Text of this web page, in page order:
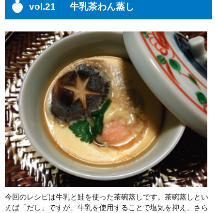
vol.21 牛乳茶わん蒸し
今回のレシピは牛乳と鮭を使った茶碗蒸しです。茶碗蒸しとい
えば「だし」ですが、牛乳を使用することで塩気を抑え、さら